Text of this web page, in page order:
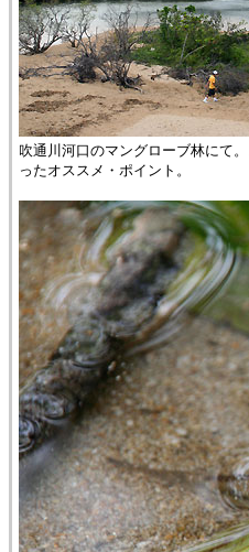
吹通川河口のマングローブ林にて
ったオススメ・ポイント。